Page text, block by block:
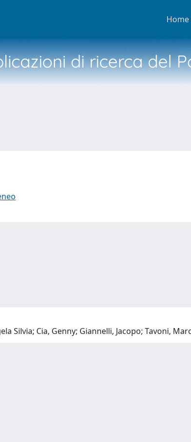
Home
di ricerca del
Silvia; Cia, Genny; Giannelli, Jacopo; Tavoni,